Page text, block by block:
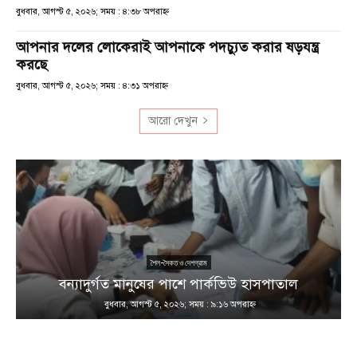
বুধবার, আগস্ট ৫, ২০২৬; সময় : ৪:৩৮ অপরাহ্ণ
আপনার দলের লোকেরাই আপনাকে পদচ্যুত করার ষড়যন্ত্র
করছে
বুধবার, আগস্ট ৫, ২০২৬; সময় : ৪:৩১ অপরাহ্ণ
আরো দেখুন
শৈল-সৈকত ও দেশগ্রাম
বন্যাদুর্গত মানুষের পাশে পার্কভিউ হাসপাতাল
বুধবার, আগস্ট ৫, ২০২৬; সময় : ৯:১৬ অপরাহ্ণ